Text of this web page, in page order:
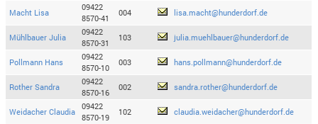
Macht Lisa
09422
8570-41
004 lisa.macht@hunderdorf.de
Mühlbauer Julia
09422
8570-31
103 julia.muehlbauer@hunderdorf.de
Pollmann Hans
09422
8570-10
003 hans.pollmann@hunderdorf.de
Rother Sandra
09422
8570-16
002 sandra.rother@hunderdorf.de
Weidacher Claudia
09422
8570-19
102 claudia.weidacher@hunderdorf.de